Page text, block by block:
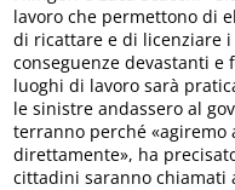
lavoro che permettono di
di ricattare e di licenziare
conseguenze devastanti
luoghi di lavoro sarà
le sinistre andassero al
terranno perché «agiremo
direttamente», ha
cittadini saranno chiamati